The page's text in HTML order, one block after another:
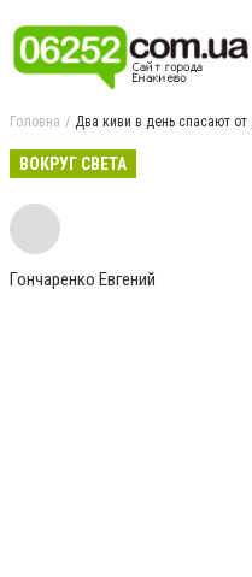
Головна Два киви в день спасают от
ВОКРУГ СВЕТА
Гончаренко Евгений